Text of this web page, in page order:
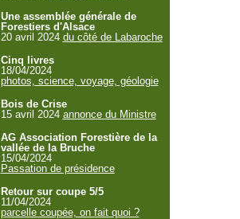
Une assemblée générale de
Forestiers d'Alsace
20 avril 2024 du côté de Labaroche
Cinq livres
18/04/2024
photos, science, voyage, géologie
Bois de Crise
15 avril 2024 annonce du Ministre
AG Association Forestière de la
vallée de la Bruche
15/04/2024
Passation de présidence
Retour sur coupe 5/5
11/04/2024
parcelle coupée, on fait quoi ?